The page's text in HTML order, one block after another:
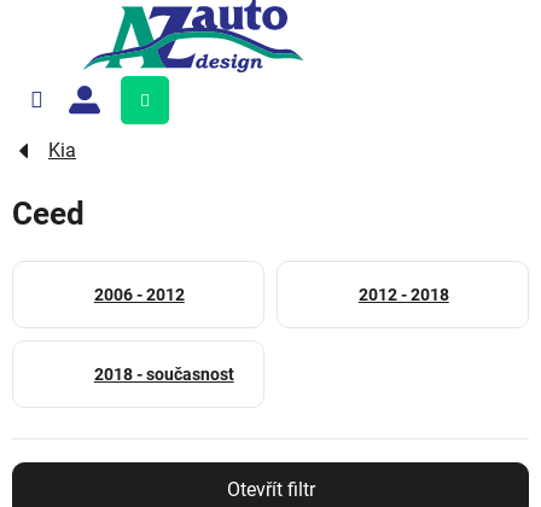
Nákupní
košík
Kia
Ceed
2006 - 2012 2012 - 2018
2018 - současnost
Otevřít filtr